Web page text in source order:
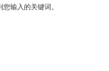
输入的关键词。